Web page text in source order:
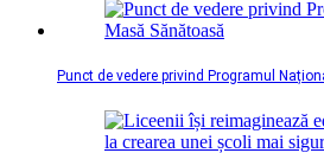
Punct de vedere privind Programul